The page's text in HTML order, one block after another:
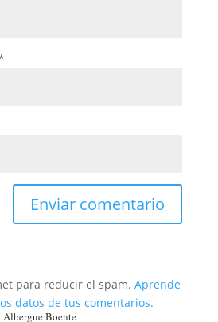
para reducir el spam. Aprende
datos de tus comentarios.
Albergue Boente